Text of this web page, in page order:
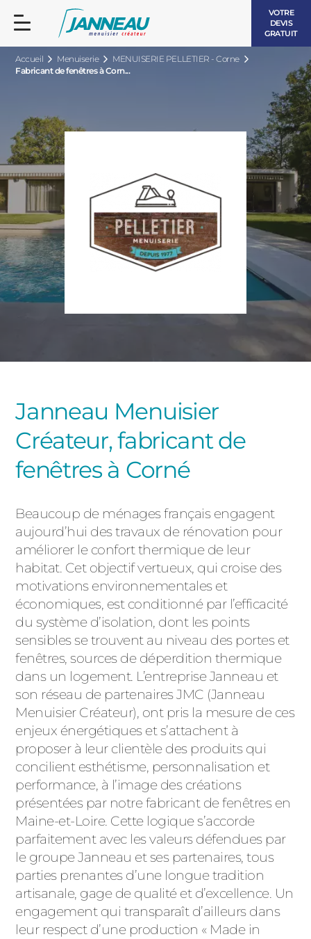
VOTRE
DEVIS
GRATUIT
Accueil Menuiserie
MENUISERIE PELLETIER - Corne
Fabricant de fenêtres à Corn...
Janneau Menuisier
Créateur, fabricant de
fenêtres à Corné
Beaucoup de ménages français engagent
aujourd’hui des travaux de rénovation pour
améliorer le confort thermique de leur
habitat. Cet objectif vertueux, qui croise des
motivations environnementales et
économiques, est conditionné par l’efficacité
du système d’isolation, dont les points
sensibles se trouvent au niveau des portes et
fenêtres, sources de déperdition thermique
dans un logement. L’entreprise Janneau et
son réseau de partenaires JMC (Janneau
Menuisier Créateur), ont pris la mesure de ces
enjeux énergétiques et s’attachent à
proposer à leur clientèle des produits qui
concilient esthétisme, personnalisation et
performance, à l’image des créations
présentées par notre fabricant de fenêtres en
Maine-et-Loire. Cette logique s’accorde
parfaitement avec les valeurs défendues par
le groupe Janneau et ses partenaires, tous
parties prenantes d’une longue tradition
artisanale, gage de qualité et d’excellence. Un
engagement qui transparaît d’ailleurs dans
leur respect d’une production « Made in
FENÊTRES ET PORTES-FENÊTRES
BOIS
ALUMINIUM
ACIER
BAIES VITRÉES
PORTES D’ENTRÉE
LES CONTEMPORAINES
LES INTEMPORELLES
LES LUMINEUSES
VOLETS ROULANTS
PERGOLAS
CARPORTS